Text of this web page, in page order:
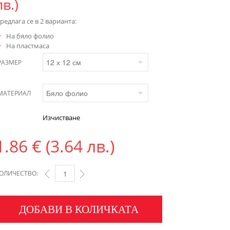
се в 2 варианта:
На бяло фолио
На пластмаса
Изчистване
€ (3.64 лв.)
ДОБАВИ В КОЛИЧКАТА